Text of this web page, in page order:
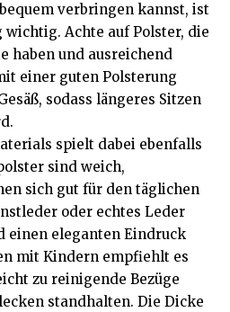
verbringen kannst, ist
Achte auf Polster, die
haben und ausreichend
einer guten Polsterung
sodass längeres Sitzen
spielt dabei ebenfalls
sind weich,
sich gut für den täglichen
oder echtes Leder
einen eleganten Eindruck
mit Kindern empfiehlt es
zu reinigende Bezüge
standhalten. Die Dicke